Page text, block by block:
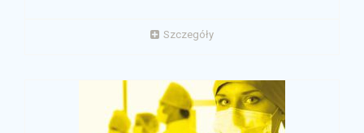
Szczegóły